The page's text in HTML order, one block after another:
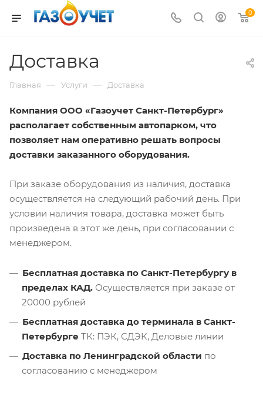
0
Доставка
Главная — Услуги — Доставка
Компания ООО «Газоучет Санкт-Петербург»
располагает собственным автопарком, что
позволяет нам оперативно решать вопросы
доставки заказанного оборудования.
При заказе оборудования из наличия, доставка
осуществляется на следующий рабочий день. При
условии наличия товара, доставка может быть
произведена в этот же день, при согласовании с
менеджером.
Бесплатная доставка по Санкт-Петербургу в
пределах КАД. Осуществляется при заказе от
20000 рублей
Бесплатная доставка до терминала в Санкт-
Петербурге ТК: ПЭК, СДЭК, Деловые линии
Доставка по Ленинградской области по
согласованию с менеджером